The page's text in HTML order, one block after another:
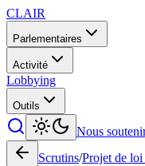
CLAIR
Parlementaires
Activité
Lobbying
Outils
Nous
Scrutins/Projet de loi